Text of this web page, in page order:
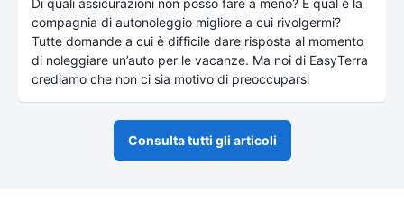
Di quali assicurazioni non posso fare a meno? E qual è la
compagnia di autonoleggio migliore a cui rivolgermi?
Tutte domande a cui è difficile dare risposta al momento
di noleggiare un’auto per le vacanze. Ma noi di EasyTerra
crediamo che non ci sia motivo di preoccuparsi
Consulta tutti gli articoli